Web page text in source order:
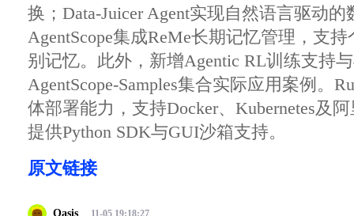
换；Data-Juicer Agent实现自然语言驱动的
AgentScope集成ReMe长期记忆管理，支
别记忆。此外，新增Agentic RL训练支持
AgentScope-Samples集合实际应用案例。
体部署能力，支持Docker、Kubernetes及
提供Python SDK与GUI沙箱支持。
原文链接
Oasis 11-05 19:18:27